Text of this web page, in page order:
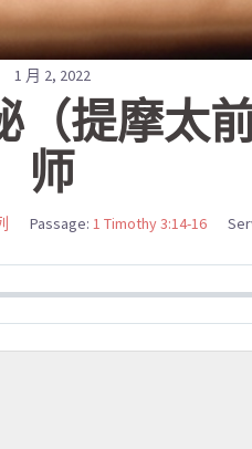
1 月 2, 2022
提摩太
师
Passage: 1 Timothy 3:14-16